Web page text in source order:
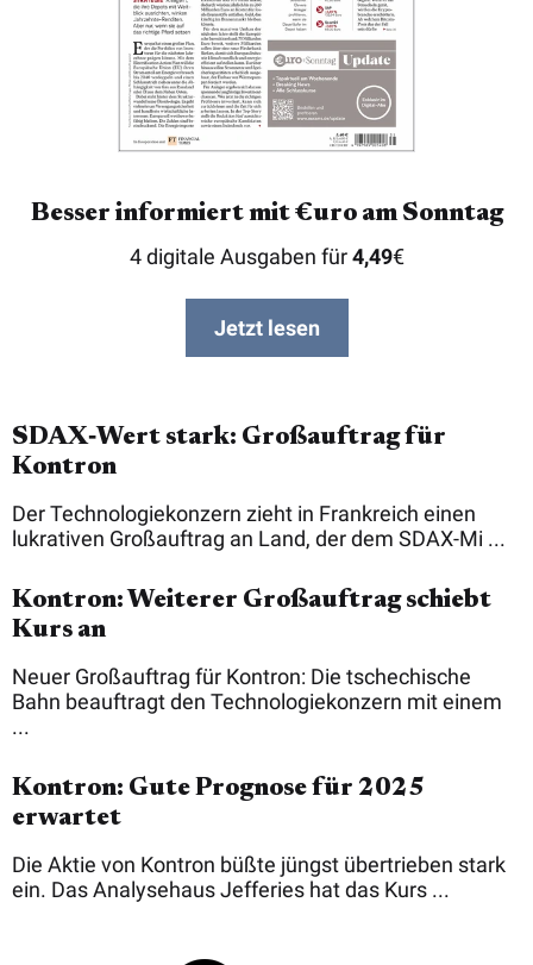
Besser informiert mit €uro am Sonntag
4 digitale Ausgaben für4,49€
Jetzt lesen
SDAX‑Wert stark: Großauftrag für
Kontron
Der Technologiekonzern zieht in Frankreich einen
lukrativen Großauftrag an Land, der dem SDAX-Mi ...
Kontron: Weiterer Großauftrag schiebt
Kurs an
Neuer Großauftrag für Kontron: Die tschechische
Bahn beauftragt den Technologiekonzern mit einem
...
Kontron: Gute Prognose für 2025
erwartet
Die Aktie von Kontron büßte jüngst übertrieben stark
ein. Das Analysehaus Jefferies hat das Kurs ...